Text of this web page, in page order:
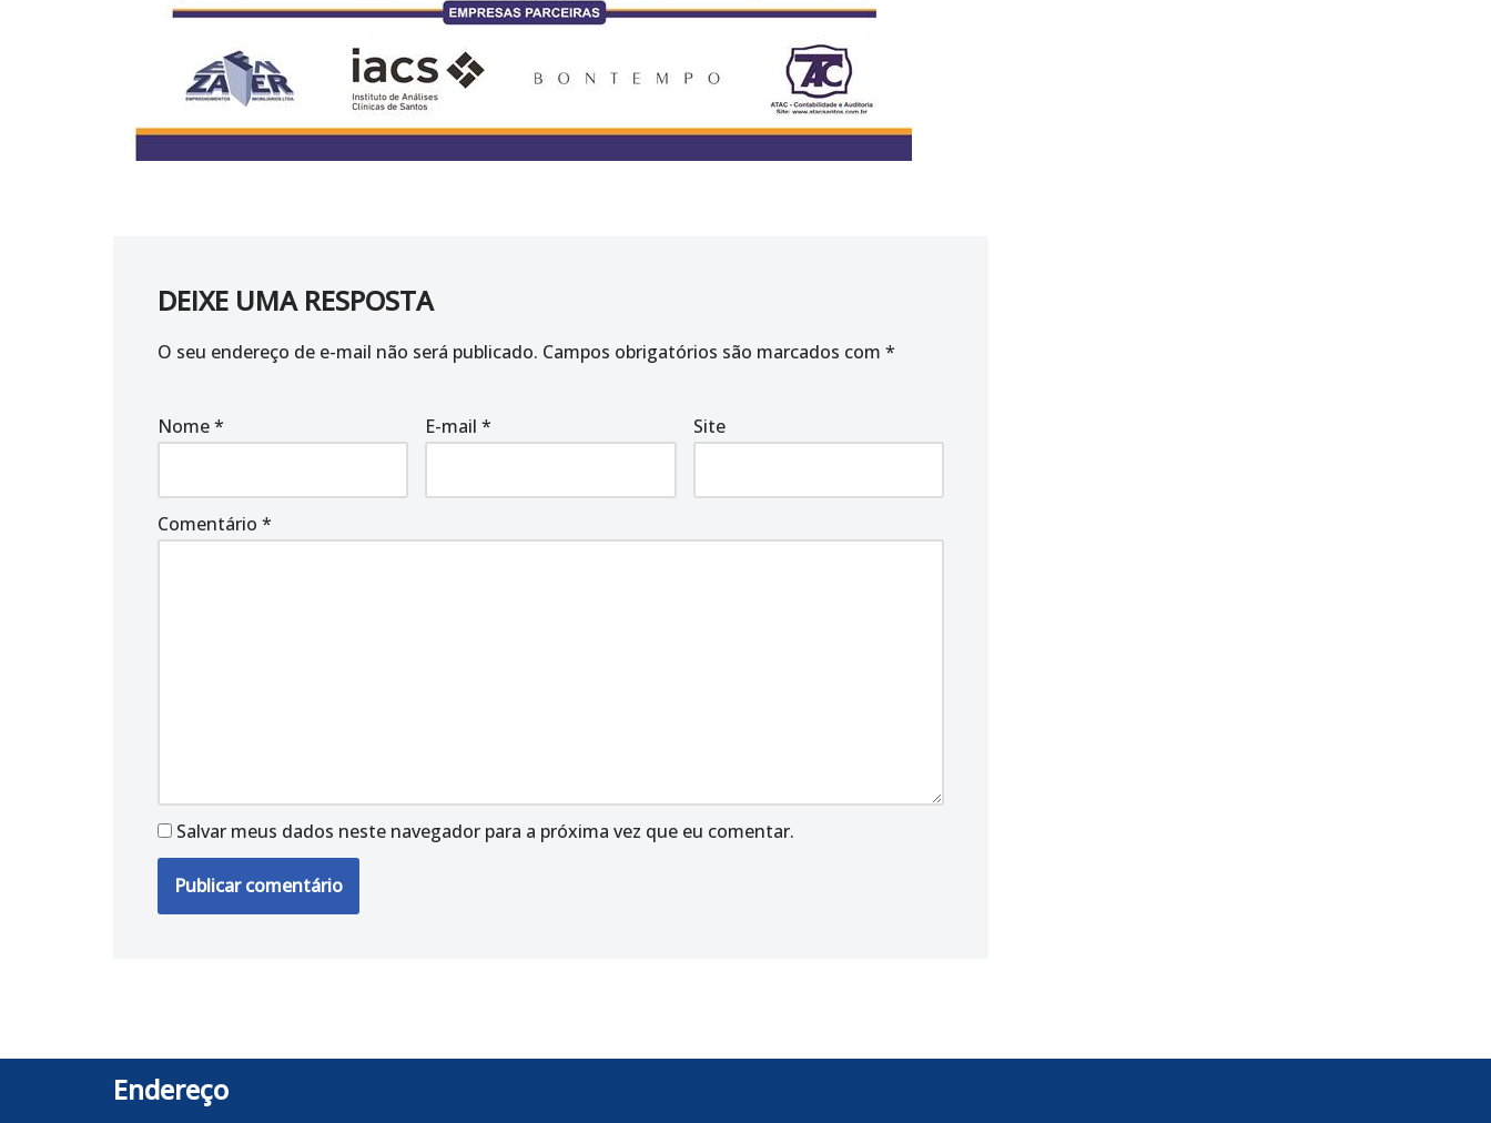
DEIXE UMA RESPOSTA
O seu endereço de e-mail não será publicado. Campos obrigatórios são marcados com *
Nome* E-mail* Site
Comentário *
Salvar meus dados neste navegador para a próxima vez que eu comentar.
Endereço